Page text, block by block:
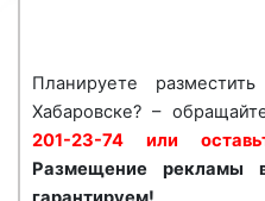
Востребованность
целым рядом факторов:
высокаячастота
массовый охват
Планируете
Хабаровске? –
201-23-74 или
Размещение рекламы